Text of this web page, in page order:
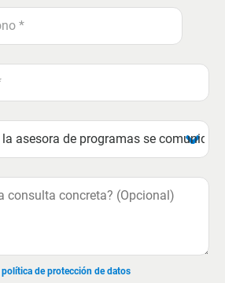
política de protección de datos